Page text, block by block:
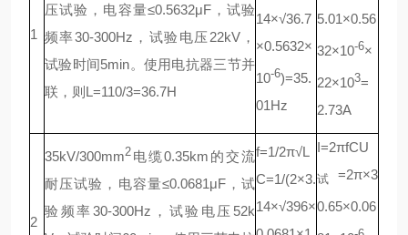
1
压试验，电容量≤0.5632μF，试验
频率30-300Hz，试验电压22kV，
试验时间5min。使用电抗器三节并
联，则L=110/3=36.7H
14×√36.7
×0.5632×
10-6)=35.
01Hz
5.01×0.56
32×10-6×
22×103=
2.73A
2
35kV/300mm2 电缆0.35km的交流
耐压试验，电容量≤0.0681μF，试
验频率30-300Hz，试验电压52k
f=1/2π√L
C=1/(2×3.
14×√396×
I=2πfCU
试 =2π×3
0.65×0.06